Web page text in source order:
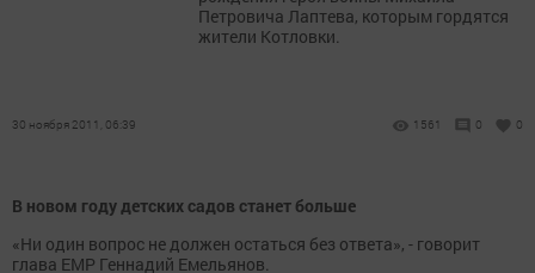
Петровича Лаптева, которым гордятся
жители Котловки.
30 ноября 2011, 06:39 1561 0 0
В новом году детских садов станет больше
«Ни один вопрос не должен остаться без ответа», - говорит
глава ЕМР Геннадий Емельянов.